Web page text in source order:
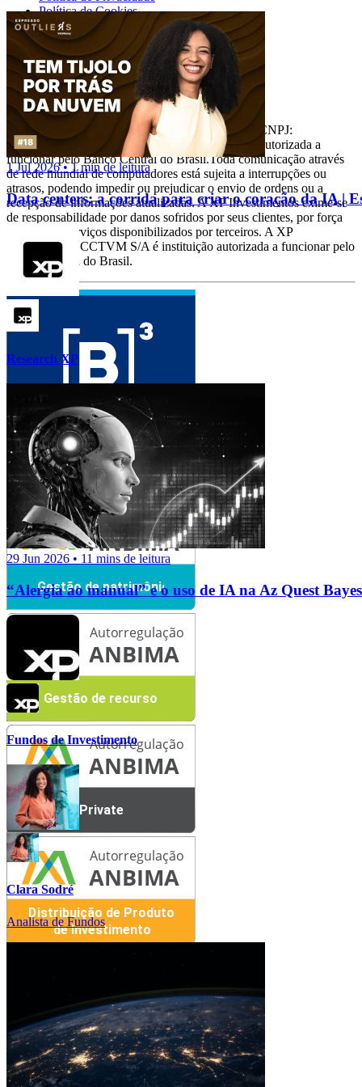
1 Jul 2026 • 1 min de leitura
Data centers: a corrida para criar o coração da IA |
Research XP
29 Jun 2026 • 11 mins de leitura
“Alergia ao manual” e o uso de IA na Az Quest
Fundos de Investimento
Clara Sodré
Analista de Fundos
Política de Cookies
XP Empresas
Área do trader XP
Analistas
Conheça nossos analistas
A XP Investimentos CCTVM S/A, inscrita sob o CNPJ:
02.332.886/0001-04, é uma instituição financeira autorizada a
funcionar pelo Banco Central do Brasil.Toda comunicação através
de rede mundial de computadores está sujeita a interrupções ou
atrasos, podendo impedir ou prejudicar o envio de ordens ou a
recepção de informações atualizadas. A XP Investimentos exime-se
de responsabilidade por danos sofridos por seus clientes, por força
de falha de serviços disponibilizados por terceiros. A XP
Investimentos CCTVM S/A é instituição autorizada a funcionar pelo
Banco Central do Brasil.
Correspondentes Cambiais
Correspondentes Bancários
SAC - Dúvidas, Reclamações e Orientações
0800-772-0202
De segunda a sexta-feira das 09hs às 18hs